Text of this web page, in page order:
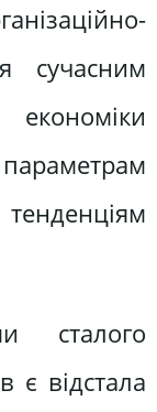
сучасним
сталого
є відстала